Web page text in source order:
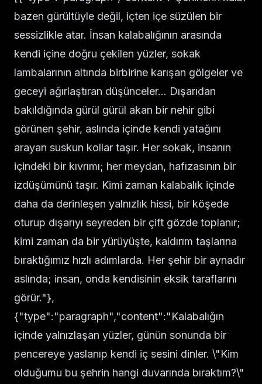
bazen gürültüyle değil, içten içe süzülen bir
sessizlikle atar. İnsan kalabalığının arasında
kendi içine doğru çekilen yüzler, sokak
lambalarının altında birbirine karışan gölgeler ve
geceyi ağırlaştıran düşünceler… Dışarıdan
bakıldığında gürül gürül akan bir nehir gibi
görünen şehir, aslında içinde kendi yatağını
arayan suskun kollar taşır. Her sokak, insanın
içindeki bir kıvrımı; her meydan, hafızasının bir
izdüşümünü taşır. Kimi zaman kalabalık içinde
daha da derinleşen yalnızlık hissi, bir köşede
oturup dışarıyı seyreden bir çift gözde toplanır;
kimi zaman da bir yürüyüşte, kaldırım taşlarına
bıraktığımız hızlı adımlarda. Her şehir bir aynadır
aslında; insan, onda kendisinin eksik taraflarını
görür."},
{"type":"paragraph","content":"Kalabalığın
içinde yalnızlaşan yüzler, günün sonunda bir
pencereye yaslanıp kendi iç sesini dinler. \"Kim
olduğumu bu şehrin hangi duvarında bıraktım?\"